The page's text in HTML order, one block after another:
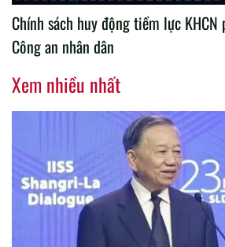
Chính sách huy động tiềm lực
Công an nhân dân
Xem nhiều nhất